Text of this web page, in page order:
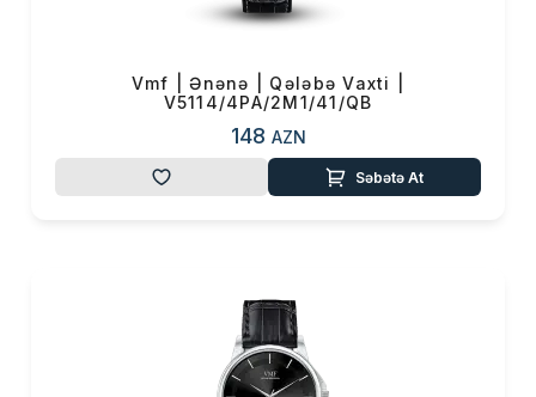
Miras, İdman və Şəhər saat
özündə Muğam, Ulduz, Miras,
İrs, Tor, Eleqant, İlmə, Mirvari,
kolleksiyalarını birləşdirir.
olmasını istəyirdik! Və nəhayət,
belə bir saat yaratdıq — VMF.
Vmf | Ənənə | Qələbə Vaxti |
V5114/4PA/2M1/41/QB
148 AZN
Səbətə At